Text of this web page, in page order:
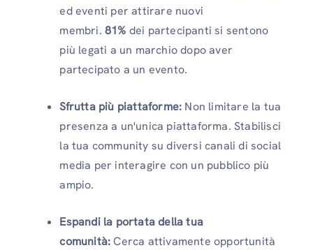
ed eventi per attirare nuovi
membri. 81% dei partecipanti si sentono
più legati a un marchio dopo aver
partecipato a un evento.
Sfrutta più piattaforme: Non limitare la tua
presenza a un'unica piattaforma. Stabilisci
la tua community su diversi canali di social
media per interagire con un pubblico più
ampio.
Espandi la portata della tua
comunità:Cerca attivamente opportunità